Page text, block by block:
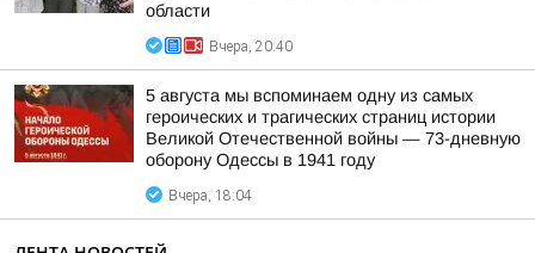
области
Вчера, 20:40
5 августа мы вспоминаем одну из самых
героических и трагических страниц истории
Великой Отечественной войны — 73-дневную
оборону Одессы в 1941 году
Вчера, 18:04